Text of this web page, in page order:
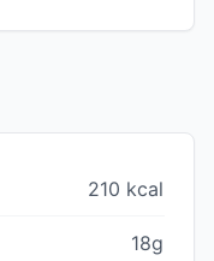
210 kcal
18g